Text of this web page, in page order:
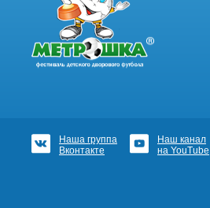
Наша группа
Вконтакте
Наш канал
на YouTube